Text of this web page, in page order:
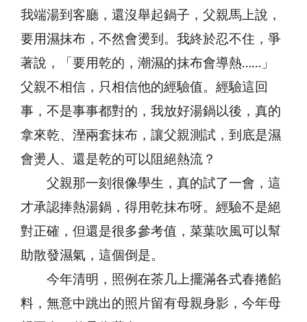
我端湯到客廳，還沒舉起鍋子，父親馬上說，
要用濕抹布，不然會燙到。我終於忍不住，爭
著說，「要用乾的，潮濕的抹布會導熱……」
父親不相信，只相信他的經驗值。經驗這回
事，不是事事都對的，我放好湯鍋以後，真的
拿來乾、溼兩套抹布，讓父親測試，到底是濕
會燙人、還是乾的可以阻絕熱流？
父親那一刻很像學生，真的試了一會，這
才承認捧熱湯鍋，得用乾抹布呀。經驗不是絕
對正確，但還是很多參考值，菜葉吹風可以幫
助散發濕氣，這個倒是。
今年清明，照例在茶几上擺滿各式春捲餡
料，無意中跳出的照片留有母親身影，今年母